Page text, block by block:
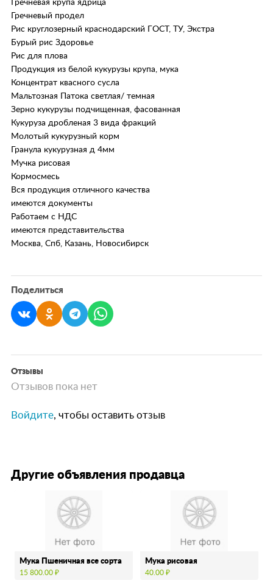
Гречневая крупа ядрица
Гречневый продел
Рис круглозерный краснодарский ГОСТ, ТУ, Экстра
Бурый рис Здоровье
Рис для плова
Продукция из белой кукурузы крупа, мука
Концентрат квасного сусла
Мальтозная Патока светлая/ темная
Зерно кукурузы подчищенная, фасованная
Кукуруза дробленая 3 вида фракций
Молотый кукурузный корм
Гранула кукурузная д 4мм
Мучка рисовая
Кормосмесь
Вся продукция отличного качества
имеются документы
Работаем с НДС
имеются представительства
Москва, Спб, Казань, Новосибирск
Поделиться
Отзывы
Отзывов пока нет
Войдите, чтобы оставить отзыв
Другие объявления продавца
Мука Пшеничная все сорта
15 800.00 ₽
Мука рисовая
40.00 ₽